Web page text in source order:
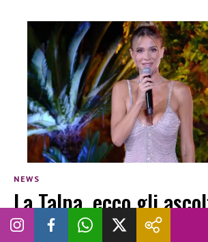
NEWS
La Talpa, ecco gli
dell’ultima puntata